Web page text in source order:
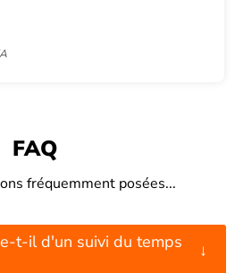
FAQ
fréquemment posées...
t-il d'un suivi du temps
↓